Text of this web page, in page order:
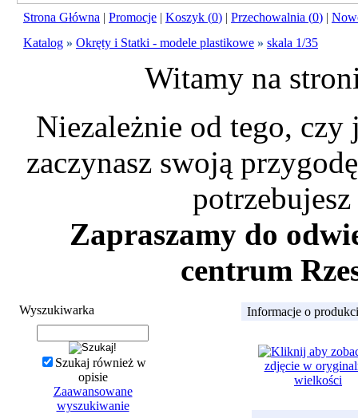
Strona Główna | Promocje | Koszyk (0) | Przechowalnia (0) |
Katalog » Okręty i Statki - modele plastikowe » skala 1/35
Witamy na
Niezależnie od tego, czy
zaczynasz swoją
Zapraszamy do
centrum
Wyszukiwarka
Szukaj również w
opisie
Zaawansowane
wyszukiwanie
Informacje o